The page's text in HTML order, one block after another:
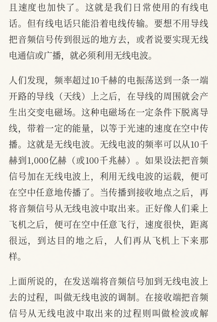
且速度也加快了。这就是我们日常使用的有线电
话。但有线电话只能沿着电线传输。要想不用导线
把音频信号传到很远的地方去，或者说要实现无线
电通信或广播，就必须利用无线电波。
人们发现，频率超过10千赫的电振荡送到一条一端
开路的导线（天线）上之后，在导线的周围就会产
生出交变电磁场。这种电磁场在一定条件下脱离导
线，带着一定的能量，以等于光速的速度在空中传
播。这就是无线电波。无线电波的频率可以从10千
赫到1,000亿赫（或100千兆赫）。如果设法把音频
信号加在无线电波上，利用无线电波的运载，便可
在空中任意地传播了。当传播到接收地点之后，再
将音频信号从无线电波中取出来。正好像人们乘上
飞机之后，便可在空中任意飞行，速度很快，距离
很远，到达目的地之后，人们再从飞机上下来那
样。
上面所说的，在发送端将音频信号加到无线电波上
去的过程，叫做无线电波的调制。在接收端把音频
信号从无线电波中取出来的过程则叫做检波或解